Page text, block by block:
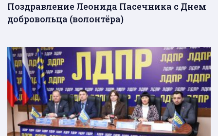
Поздравление Леонида Пасечника с Днем
добровольца (волонтёра)